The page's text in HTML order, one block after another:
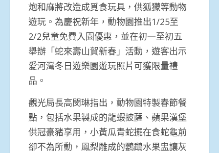
炮和麻將改造成覓食玩具，供狐獴等動物
遊玩。為慶祝新年，動物園推出1/25至
2/2兒童免費入園優惠，並在初一至初五
舉辦「蛇來壽山賀新春」活動，遊客出示
愛河灣冬日遊樂園遊玩照片可獲限量禮
品。
觀光局長高閔琳指出，動物園特製春節餐
點，包括水果製成的龍蝦披薩、蘋果漢堡
供冠豪豬享用，小黃瓜青蛇擺在食蛇龜前
卻不為所動，鳳梨雕成的鸚鵡水果盅讓灰